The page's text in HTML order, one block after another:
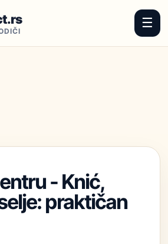
☰
- Knić,
praktičan